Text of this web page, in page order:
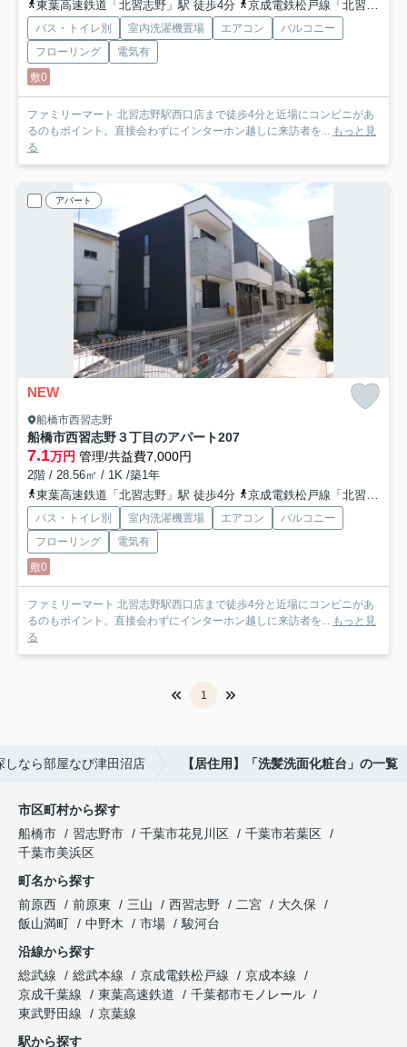
東葉高速鉄道「北習志野」駅 徒歩4分
京成電鉄松戸線「北習志野」駅 徒歩4分
バス・トイレ別 室内洗濯機置場 エアコン
バルコニー
フローリング
電気有
敷0
ファミリーマート 北習志野駅西口店まで徒歩4分と近場にコンビニがあ
るのもポイント。直接会わずにインターホン越しに来訪者を... もっと見
る
アパート
NEW
船橋市西習志野
船橋市西習志野３丁目のアパート207
7.1万円 管理/共益費7,000円
2階 / 28.56㎡ / 1K /築1年
東葉高速鉄道「北習志野」駅 徒歩4分
京成電鉄松戸線「北習志野」駅 徒歩4分
バス・トイレ別 室内洗濯機置場 エアコン
バルコニー
フローリング
電気有
敷0
ファミリーマート 北習志野駅西口店まで徒歩4分と近場にコンビニがあ
るのもポイント。直接会わずにインターホン越しに来訪者を... もっと見
る
1
なら部屋なび津田沼店 【居住用】「洗髪洗面化粧台」の一覧
市区町村から探す
船橋市
習志野市 千葉市花見川区
千葉市若葉区
千葉市美浜区
町名から探す
前原西
前原東 三山 西習志野 二宮
大久保
飯山満町
中野木 市場
駿河台
沿線から探す
総武線
総武本線 京成電鉄松戸線
京成本線
京成千葉線
東葉高速鉄道
千葉都市モノレール
東武野田線
京葉線
駅から探す